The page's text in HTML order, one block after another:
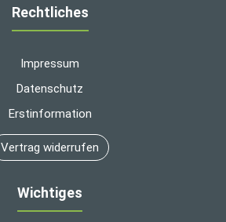
Rechtliches
Impressum
Datenschutz
Erstinformation
Vertrag widerrufen
Wichtiges